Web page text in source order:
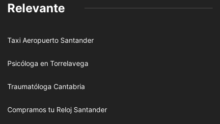
Relevante
Taxi Aeropuerto Santander
Psicóloga en Torrelavega
Traumatóloga Cantabria
Compramos tu Reloj Santander